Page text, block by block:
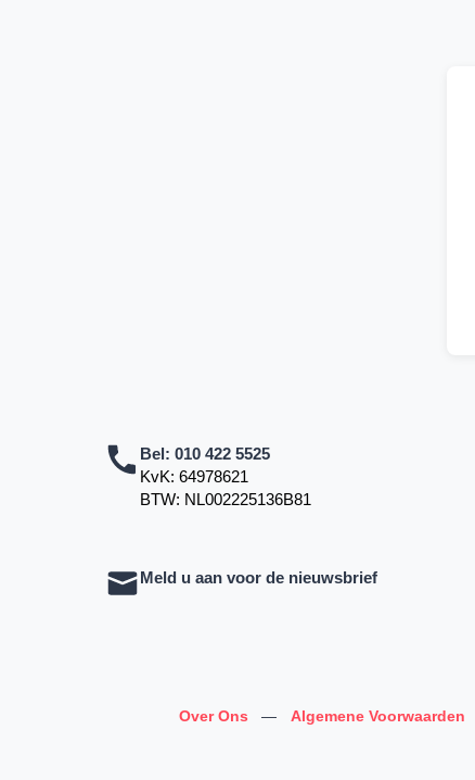
Bel: 010 422 5525
KvK: 64978621
BTW: NL002225136B81
Meld u aan voor de nieuwsbrief
Over Ons — Algemene Voorwaarden